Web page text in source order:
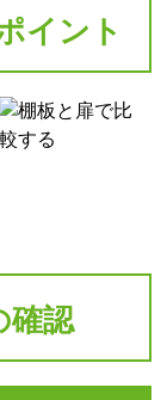
イント
確認